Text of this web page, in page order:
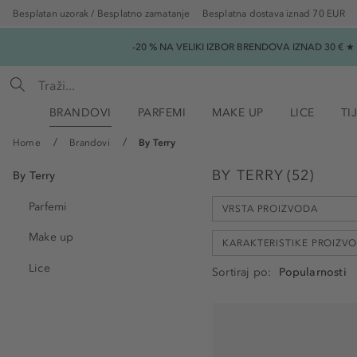
Besplatan uzorak / Besplatno zamatanje Besplatna dostava iznad 70 EUR
-20 % NA VELIKI IZBOR BRENDOVA IZNAD 30 €
BRANDOVI PARFEMI MAKE UP LICE
Home Brandovi By Terry
By Terry
Parfemi
Make up
Lice
BY TERRY (52)
VRSTA PROIZVODA
Set (10)
KARAKTERISTIKE
Sortiraj po